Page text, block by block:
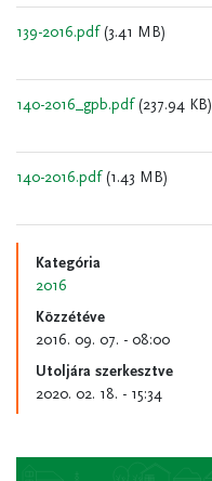
139-2016.pdf (3.41 MB)
140-2016_gpb.pdf (237.94 KB)
140-2016.pdf (1.43 MB)
Kategória
2016
Közzétéve
2016. 09. 07. - 08:00
Utoljára szerkesztve
2020. 02. 18. - 15:34